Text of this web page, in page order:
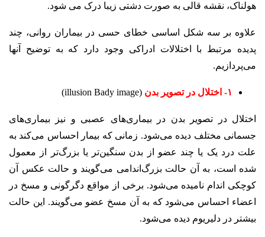
هولناک، نقشه قالی به صورت دشتی زیبا درک می شود.
علاوه بر سه شکل اساسی خطای حسی در بیماران روانی، چند
پدیده مرتبط با اختلالات ادراکی وجود دارد که به توضیح آنها
می‌پردازیم.
۱- اختلال در تصویر بدن (illusion Bady image)
اختلال در تصویر بدن در بیماری‌های عصبی و نیز بیماری‌های
جسمانی مختلف دیده می‌شود. زمانی که بیمار احساس می‌کند به
علت درد یک یا چند عضو از بدن سنگین‌تر یا بزرگ‌تر از معمول
شده است، به آن حالت بزرگ‌اندامی می‌گویند و حالت عکس آن
کوچکی اندام نامیده‌ می‌شود. برخی از مواقع دگرگونی و مسخ در
اعضاء احساس می‌شود که به آن مسخ عضو می‌گویند. این حالت
بیشتر در دلیریوم دیده می‌شود.